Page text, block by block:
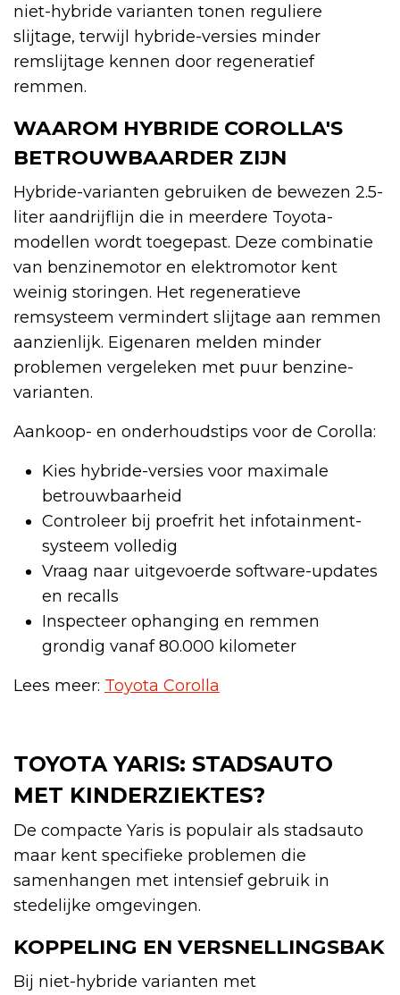
niet-hybride varianten tonen reguliere
slijtage, terwijl hybride-versies minder
remslijtage kennen door regeneratief
remmen.
WAAROM HYBRIDE COROLLA'S
BETROUWBAARDER ZIJN
Hybride-varianten gebruiken de bewezen 2.5-
liter aandrijflijn die in meerdere Toyota-
modellen wordt toegepast. Deze combinatie
van benzinemotor en elektromotor kent
weinig storingen. Het regeneratieve
remsysteem vermindert slijtage aan remmen
aanzienlijk. Eigenaren melden minder
problemen vergeleken met puur benzine-
varianten.
Aankoop- en onderhoudstips voor de Corolla:
Kies hybride-versies voor maximale
betrouwbaarheid
Controleer bij proefrit het infotainment-
systeem volledig
Vraag naar uitgevoerde software-updates
en recalls
Inspecteer ophanging en remmen
grondig vanaf 80.000 kilometer
Lees meer: Toyota Corolla
TOYOTA YARIS: STADSAUTO
MET KINDERZIEKTES?
De compacte Yaris is populair als stadsauto
maar kent specifieke problemen die
samenhangen met intensief gebruik in
stedelijke omgevingen.
KOPPELING EN VERSNELLINGSBAK
Bij niet-hybride varianten met